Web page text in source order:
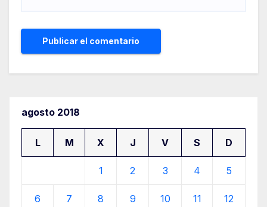
agosto 2018
L M X J V S D
1 2 3 4 5
6 7 8 9 10 11 12